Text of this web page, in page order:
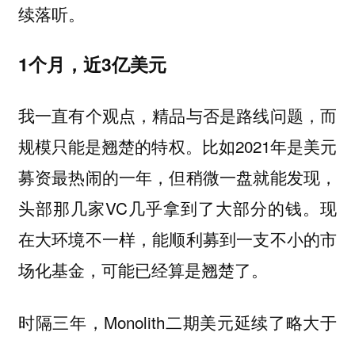
续落听。
1个月，近3亿美元
我一直有个观点，精品与否是路线问题，而
规模只能是翘楚的特权。比如2021年是美元
募资最热闹的一年，但稍微一盘就能发现，
头部那几家VC几乎拿到了大部分的钱。现
在大环境不一样，能顺利募到一支不小的市
场化基金，可能已经算是翘楚了。
时隔三年，Monolith二期美元延续了略大于